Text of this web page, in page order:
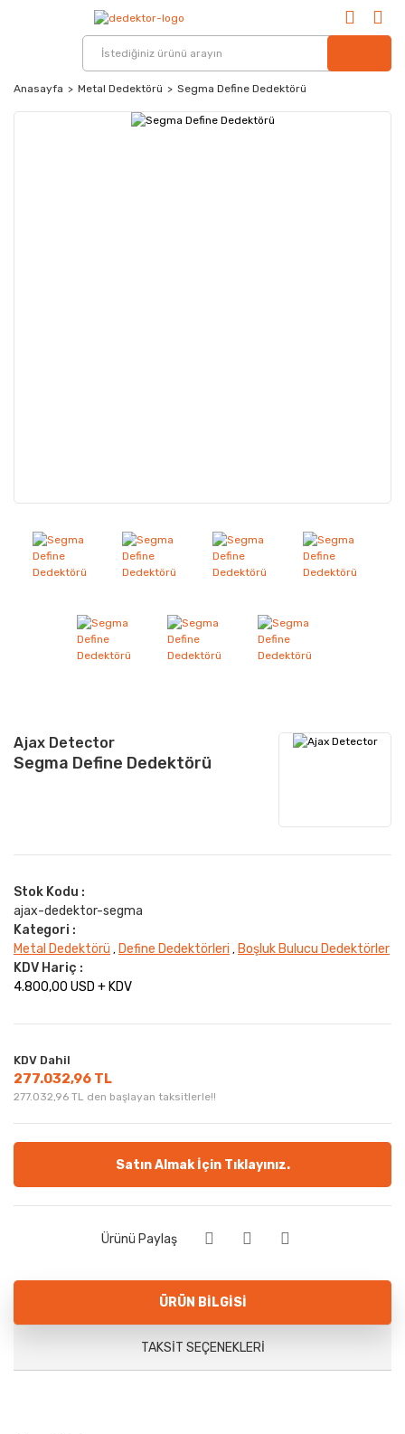
Anasayfa Metal Dedektörü Segma Define Dedektörü
Ajax Detector
Segma Define Dedektörü
Stok Kodu :
ajax-dedektor-segma
Kategori :
Metal Dedektörü , Define Dedektörleri , Boşluk Bulucu Dedektörler
KDV Hariç :
4.800,00 USD + KDV
KDV Dahil
277.032,96 TL
277.032,96 TL den başlayan taksitlerle!!
Satın Almak İçin Tıklayınız.
Ürünü Paylaş
ÜRÜN BILGISI
TAKSIT SEÇENEKLERI